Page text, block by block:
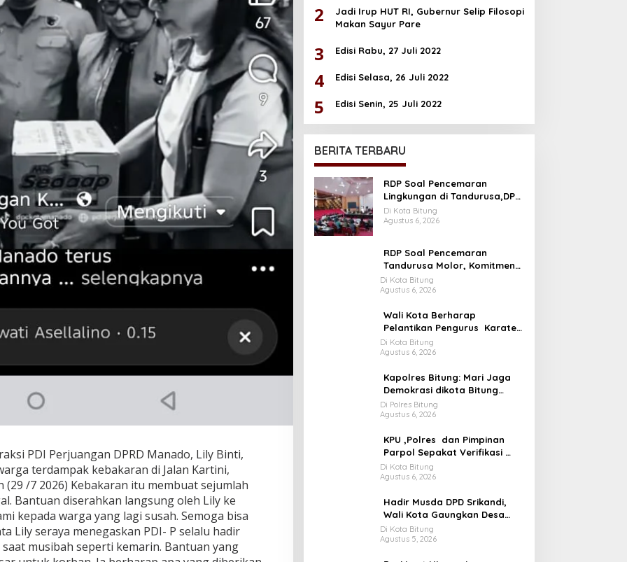
PDI Perjuangan DPRD Manado, Lily Binti,
terdampak kebakaran di Jalan Kartini,
(29 /7 2026) Kebakaran itu membuat sejumlah
Bantuan diserahkan langsung oleh Lily ke
kepada warga yang lagi susah. Semoga bisa
Lily seraya menegaskan PDI- P selalu hadir
musibah seperti kemarin. Bantuan yang
2
Jadi Irup HUT RI, Gubernur Selip Filosopi
Makan Sayur Pare
3 Edisi Rabu, 27 Juli 2022
4 Edisi Selasa, 26 Juli 2022
5 Edisi Senin, 25 Juli 2022
BERITA TERBARU
RDP Soal Pencemaran
Lingkungan di Tandurusa,DPR
Cek Lokasi
Di Kota Bitung
Agustus 6, 2026
RDP Soal Pencemaran
Tandurusa Molor, Komitmen
Wakil rakyat jadi Sorotan
Di Kota Bitung
Agustus 6, 2026
Wali Kota Berharap
Pelantikan Pengurus Karate
Do Gojukao Dorong Lahirnya
Atlit Berprestasi
Di Kota Bitung
Agustus 6, 2026
Kapolres Bitung: Mari Jaga
Demokrasi dikota Bitung
Tetap Adem
Di Polres Bitung
Agustus 6, 2026
KPU ,Polres dan Pimpinan
Parpol Sepakat Verifikasi
Parpol Harus Jelas Aman
dan Terbuka
Di Kota Bitung
Agustus 6, 2026
Hadir Musda DPD Srikandi,
Wali Kota Gaungkan Desa
Kuat Jika Bersih dan
Transparan
Di Kota Bitung
Agustus 5, 2026